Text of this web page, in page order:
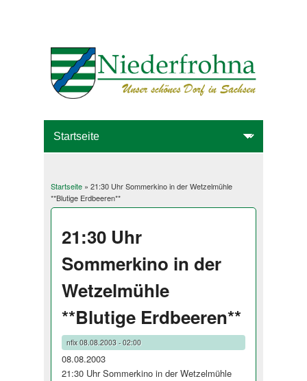
Sie sind hier
Startseite» 21:30 Uhr Sommerkino in der Wetzelmühle
**Blutige Erdbeeren**
21:30 Uhr
Sommerkino in der
Wetzelmühle
**Blutige Erdbeeren**
nfix08.08.2003 - 02:00
08.08.2003
21:30 Uhr Sommerkino in der Wetzelmühle